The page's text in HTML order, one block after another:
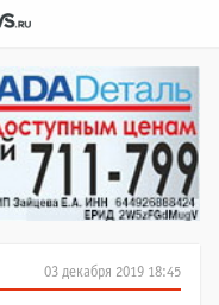
03 декабря 2019 18:45